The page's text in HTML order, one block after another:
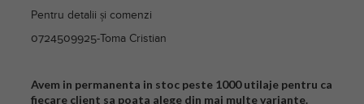
Pentru detalii și comenzi
0724509925-Toma Cristian
Avem in permanenta in stoc peste 1000 utilaje pentru ca
fiecare client sa poata alege din mai multe variante.